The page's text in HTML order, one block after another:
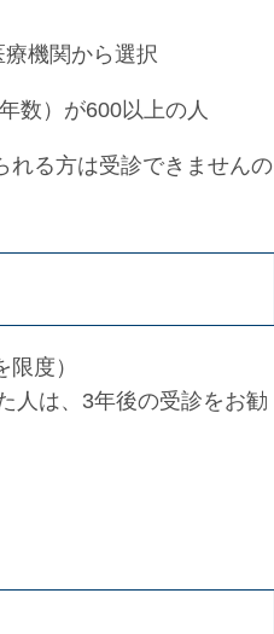
機関から選択
数）が600以上の人
る方は受診できませんの
度）
人は、3年後の受診をお勧